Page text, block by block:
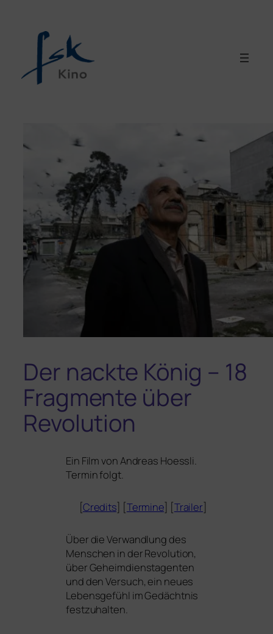
Der nackte König – 18
Fragmente über
Revolution
Ein Film von Andreas Hoessli.
Termin folgt.
[Credits] [Termine] [Trailer]
Über die Verwandlung des
Menschen in der Revolution,
über Geheimdienstagenten
und den Versuch, ein neu­es
Lebensgefühl im Gedächtnis
festzuhalten.